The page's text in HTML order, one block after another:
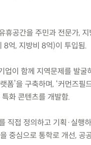
휴공간을 주민과 전문가,
억, 지방비 8억)이 투입됨.
업이 함께 지역문제를 발굴
폼’을 구축하며, ‘커먼즈
화 콘텐츠를 개발함.
직접 정의하고 기획·실행
중심으로 통학로 개선, 공